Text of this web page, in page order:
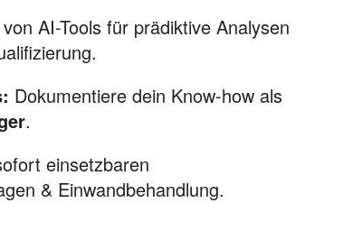
AI-Tools für prädiktive Analysen
Dokumentiere dein Know-how als
.
einsetzbaren
& Einwandbehandlung.